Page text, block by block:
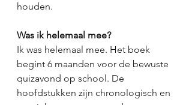
houden.
Was ik helemaal mee?
Ik was helemaal mee. Het boek
begint 6 maanden voor de bewuste
quizavond op school. De
hoofdstukken zijn chronologisch en